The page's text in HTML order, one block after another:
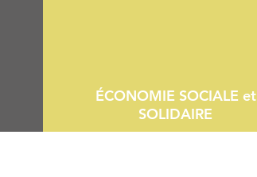
ÉCONOMIE SOCIALE et
SOLIDAIRE